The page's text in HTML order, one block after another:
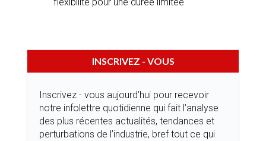
flexibilité pour une durée limitée
INSCRIVEZ - VOUS
Inscrivez - vous aujourd’hui pour recevoir
notre infolettre quotidienne qui fait l’analyse
des plus récentes actualités, tendances et
perturbations de l’industrie, bref tout ce qui